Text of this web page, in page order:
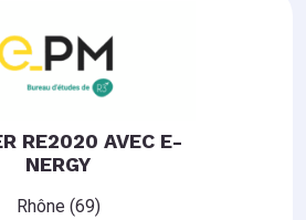
RE2020 AVEC E-
NERGY
Rhône (69)